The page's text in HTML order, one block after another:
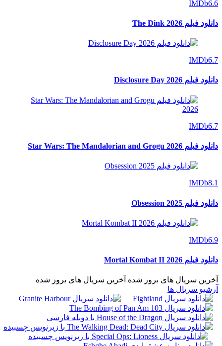
IMDb6.6
دانلود فیلم The Dink 2026
IMDb6.7
دانلود فیلم Disclosure Day 2026
IMDb6.7
دانلود فیلم Star Wars: The Mandalorian and Grogu 2026
IMDb8.1
دانلود فیلم Obsession 2025
IMDb6.9
دانلود فیلم Mortal Kombat II 2026
آخرین سریال های بروز شده آخرین سریال های بروز شده
آرشیو سریال ها